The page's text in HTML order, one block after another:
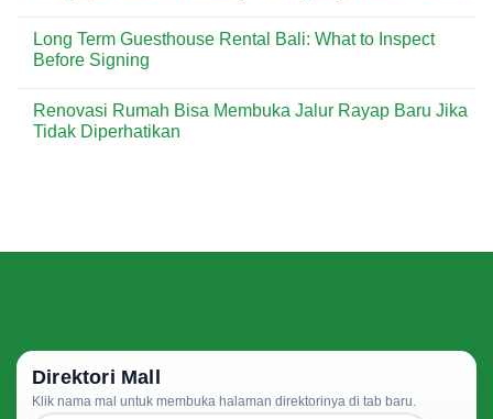
Equator
Prima
yang
Nyaman:
Cara
Terasa
Lebih
Sejuk
on
Mengapa
Asuransi
bagi
Pelaku
Usaha?
Long Term Guesthouse Rental Bali: What to Inspect
Before Signing
on
Long
Term
Signing
Renovasi Rumah Bisa Membuka Jalur Rayap Baru Jika
Tidak Diperhatikan
Jalur
Direktori Mall
Klik nama mal untuk membuka halaman direktorinya di tab baru.